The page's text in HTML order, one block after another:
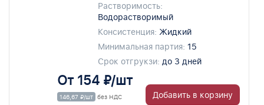
Растворимость:
Водорастворимый
Консистенция: Жидкий
Минимальная партия: 15
Срок отгрукзи: до 3 дней
От 154 ₽/шт
146,67 ₽/шт без НДС Добавить в корзину